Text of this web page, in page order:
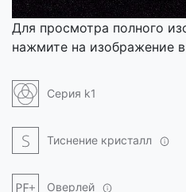
Для просмотра полного
нажмите на изображение
Серия k1
Тиснение кристалл
Оверлей